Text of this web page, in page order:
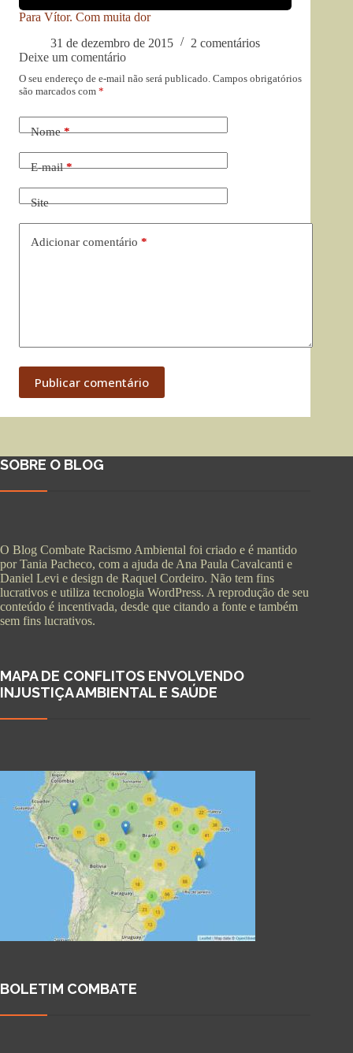
Para Vítor. Com muita dor
31 de dezembro de 2015
2 comentários
Deixe um comentário
O seu endereço de e-mail não será publicado. Campos obrigatórios
são marcados com *
Nome*
E-mail*
Site
Adicionar comentário *
Publicar comentário
SOBRE O BLOG
O Blog Combate Racismo Ambiental foi criado e é mantido
por Tania Pacheco, com a ajuda de Ana Paula Cavalcanti e
Daniel Levi e design de Raquel Cordeiro. Não tem fins
lucrativos e utiliza tecnologia WordPress. A reprodução de seu
conteúdo é incentivada, desde que citando a fonte e também
sem fins lucrativos.
MAPA DE CONFLITOS ENVOLVENDO
INJUSTIÇA AMBIENTAL E SAÚDE
BOLETIM COMBATE